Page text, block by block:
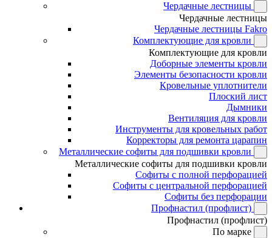
Чердачные лестницы
Чердачные лестницы
Чердачные лестницы Fakro
Комплектующие для кровли
Комплектующие для кровли
Доборные элементы кровли
Элементы безопасности кровли
Кровельные уплотнители
Плоский лист
Дымники
Вентиляция для кровли
Инструменты для кровельных работ
Корректоры для ремонта царапин
Металлические софиты для подшивки кровли
Металлические софиты для подшивки кровли
Софиты с полной перфорацией
Софиты с центральной перфорацией
Софиты без перфорации
Профнастил (профлист)
Профнастил (профлист)
По марке